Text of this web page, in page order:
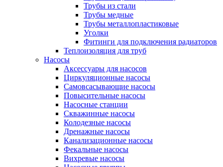
Трубы из стали
Трубы медные
Трубы металлопластиковые
Уголки
Фитинги для подключения радиаторов
Теплоизоляция для труб
Насосы
Аксессуары для насосов
Циркуляционные насосы
Самовсасывающие насосы
Повысительные насосы
Насосные станции
Скважинные насосы
Колодезные насосы
Дренажные насосы
Канализационные насосы
Фекальные насосы
Вихревые насосы